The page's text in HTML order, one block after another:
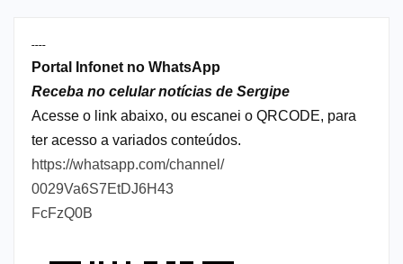
----
Portal Infonet no WhatsApp
Receba no celular notícias de Sergipe
Acesse o link abaixo, ou escanei o QRCODE, para
ter acesso a variados conteúdos.
https://whatsapp.com/channel/
0029Va6S7EtDJ6H43
FcFzQ0B